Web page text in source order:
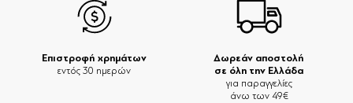
Δωρεάν αποστολή
σε όλη την Ελλάδα
για παραγγελίες
άνω των 49€
Επιστροφή χρημάτων
εντός 30 ημερών